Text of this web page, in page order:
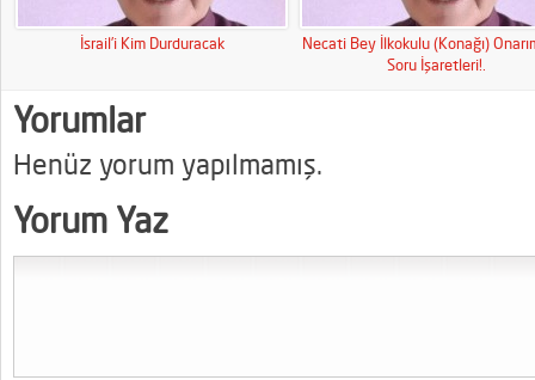
İsrail’i Kim Durduracak
Necati Bey İlkokulu (Konağı)
Soru İşaretleri!.
Yorumlar
Henüz yorum yapılmamış.
Yorum Yaz